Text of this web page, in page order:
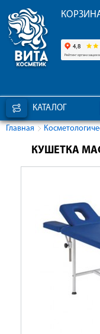
КАТАЛОГ
Главная
КУШЕТКА